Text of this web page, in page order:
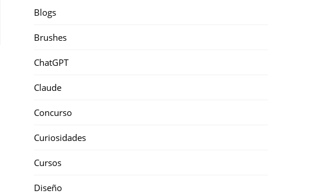
Blogs
Brushes
ChatGPT
Claude
Concurso
Curiosidades
Cursos
Diseño